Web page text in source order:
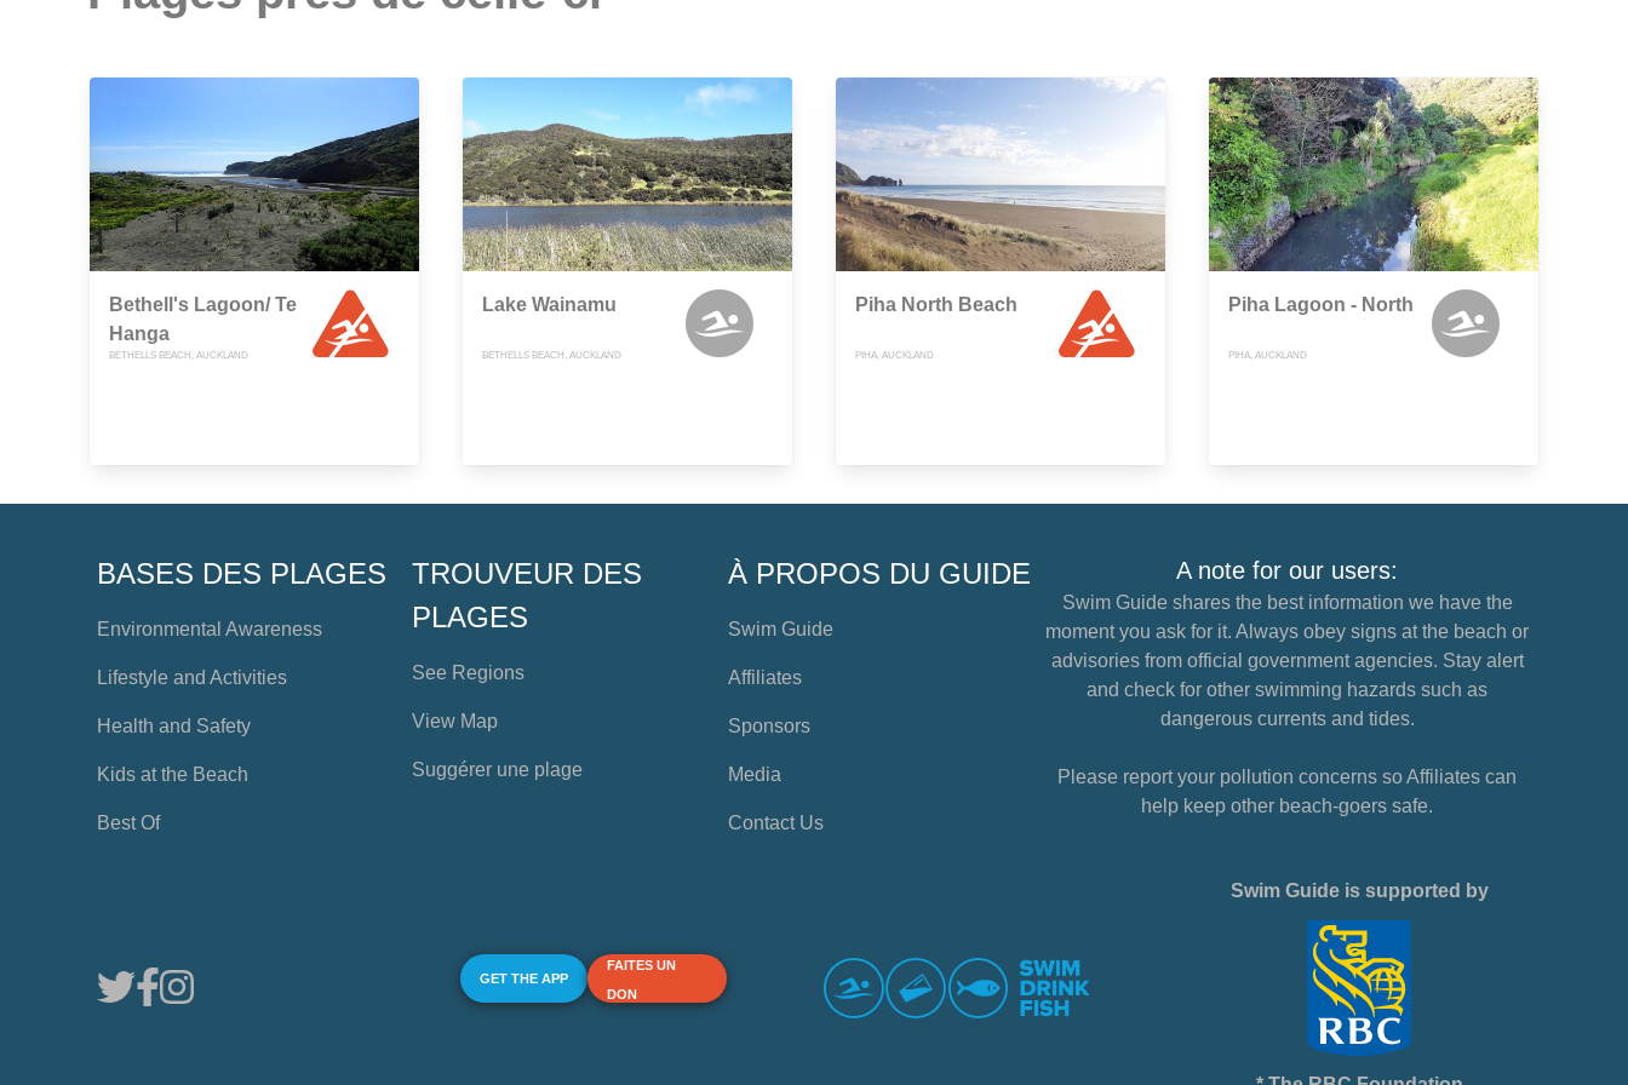
Bethell's Lagoon/ Te
Hanga
BETHELLS BEACH, AUCKLAND
Lake Wainamu
BETHELLS BEACH, AUCKLAND
Piha North Beach
PIHA, AUCKLAND
Piha Lagoon - North
PIHA, AUCKLAND
BASES DES PLAGES
Environmental Awareness
Lifestyle and Activities
Health and Safety
Kids at the Beach
Best Of
TROUVEUR DES
PLAGES
See Regions
View Map
Suggérer une plage
À PROPOS DU GUIDE
Swim Guide
Affiliates
Sponsors
Media
Contact Us
A note for our users:
Swim Guide shares the best information we have the
moment you ask for it. Always obey signs at the beach or
advisories from official government agencies. Stay alert
and check for other swimming hazards such as
dangerous currents and tides.
Please report your pollution concerns so Affiliates can
help keep other beach-goers safe.
GET THE APP
FAITES UN
DON
Swim Guide is supported by